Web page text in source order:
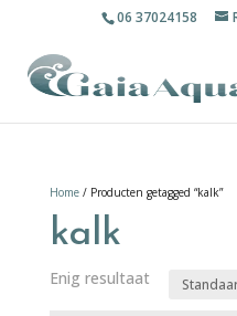
06 37024158
Home/ Producten getagged “kalk”
kalk
Enig resultaat